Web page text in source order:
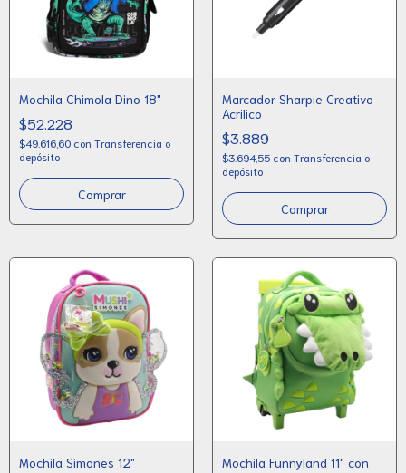
Mochila Chimola Dino 18"
$52.228
$49.616,60 con Transferencia o
depósito
Marcador Sharpie Creativo
Acrilico
$3.889
$3.694,55 con Transferencia o
depósito
Comprar
Mochila Simones 12"
Mochila Funnyland 11" con